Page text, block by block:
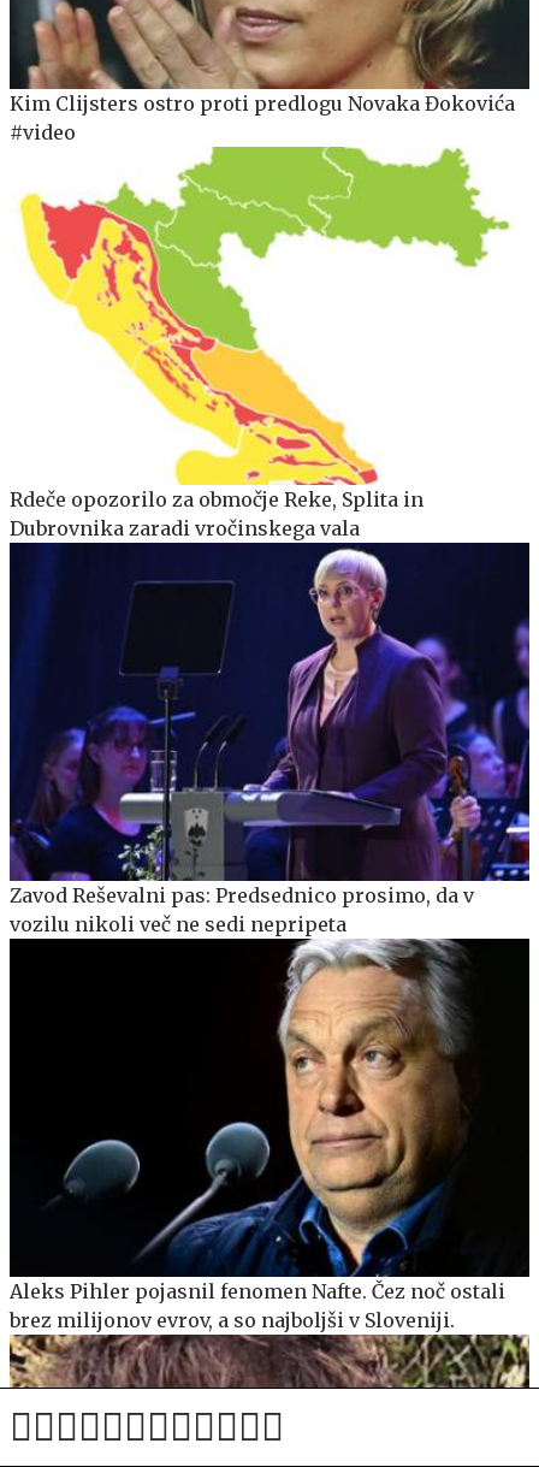
Kim Clijsters ostro proti predlogu Novaka Đokovića
#video
Rdeče opozorilo za območje Reke, Splita in
Dubrovnika zaradi vročinskega vala
Zavod Reševalni pas: Predsednico prosimo, da v
vozilu nikoli več ne sedi nepripeta
Aleks Pihler pojasnil fenomen Nafte. Čez noč ostali
brez milijonov evrov, a so najboljši v Sloveniji.